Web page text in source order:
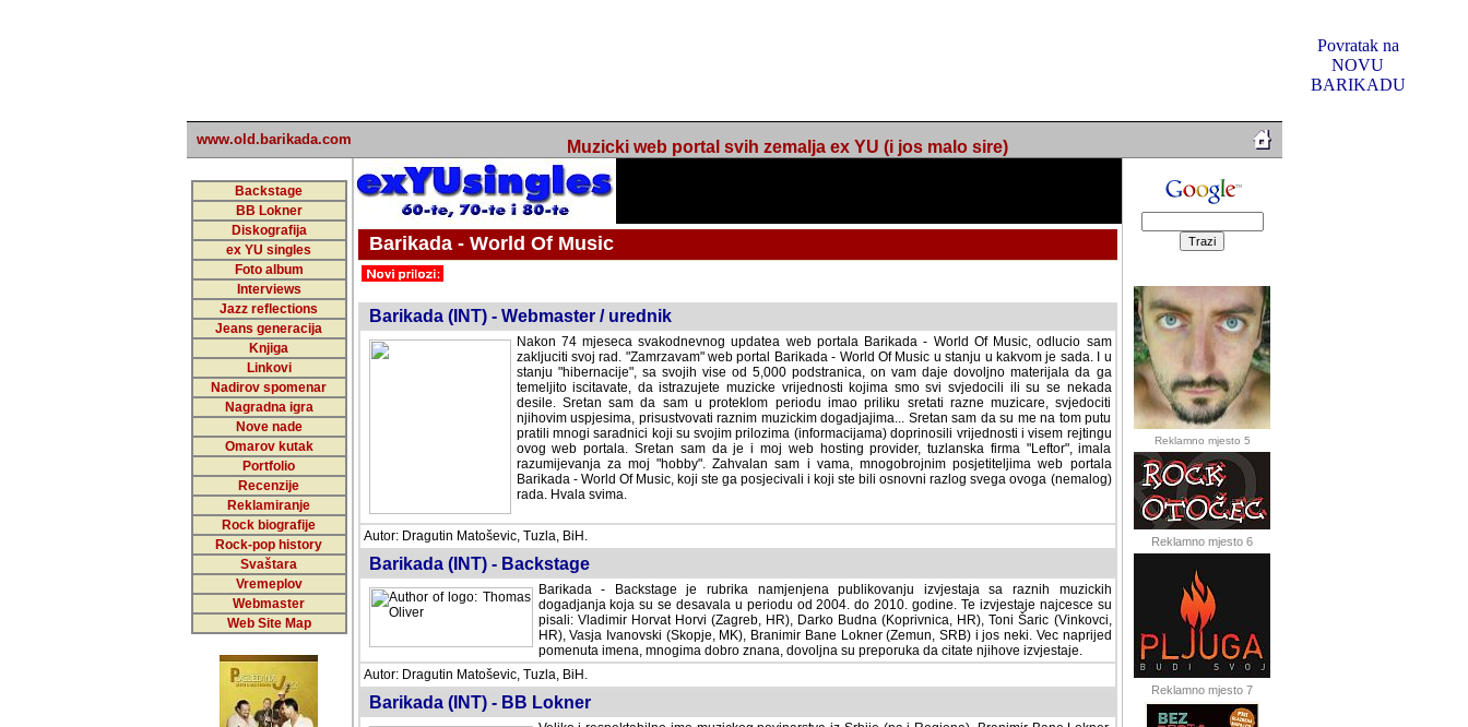
Povratak na
NOVU
BARIKADU
www.old.barikada.com Muzicki web portal svih zemalja ex YU (i jos malo sire)
Backstage
BB Lokner
Diskografija
ex YU singles
Foto album
Interviews
Jazz reflections
Jeans generacija
Knjiga
Linkovi
Nadirov spomenar
Nagradna igra
Nove nade
Omarov kutak
Portfolio
Recenzije
Reklamiranje
Rock biografije
Rock-pop history
Svaštara
Vremeplov
Webmaster
Web Site Map
Barikada - World Of Music
Barikada (INT) - Webmaster / urednik
Nakon 74 mjeseca svakodnevnog updatea web portala Barikada - World Of Music, odlucio sam
zakljuciti svoj rad. "Zamrzavam" web portal Barikada - World Of Music u stanju u kakvom je sada. I u
stanju "hibernacije", sa svojih vise od 5,000 podstranica, on vam daje dovoljno materijala da ga
temeljito iscitavate, da istrazujete muzicke vrijednosti kojima smo svi svjedocili ili su se nekada desile.
Sretan sam da sam u proteklom periodu imao priliku sretati razne muzicare, svjedociti njihovim
uspjesima, prisustvovati raznim muzickim dogadjajima... Sretan sam da su me na tom putu pratili
mnogi saradnici koji su svojim prilozima (informacijama) doprinosili vrijednosti i visem rejtingu ovog
web portala. Sretan sam da je i moj web hosting provider, tuzlanska firma "Leftor", imala
razumijevanja za moj "hobby". Zahvalan sam i vama, mnogobrojnim posjetiteljima web portala
Barikada - World Of Music, koji ste ga posjecivali i koji ste bili osnovni razlog svega ovoga (nemalog)
rada. Hvala svima.
Autor: Dragutin Matoševic, Tuzla, BiH.
Barikada (INT) - Backstage
Barikada - Backstage je rubrika namjenjena publikovanju izvjestaja sa raznih muzickih
dogadjanja koja su se desavala u periodu od 2004. do 2010. godine. Te izvjestaje najcesce su
pisali: Vladimir Horvat Horvi (Zagreb, HR), Darko Budna (Koprivnica, HR), Toni Šaric (Vinkovci,
HR), Vasja Ivanovski (Skopje, MK), Branimir Bane Lokner (Zemun, SRB) i jos neki. Vec naprijed
pomenuta imena, mnogima dobro znana, dovoljna su preporuka da citate njihove izvjestaje.
Autor: Dragutin Matoševic, Tuzla, BiH.
Barikada (INT) - BB Lokner
Reklamno mjesto 5
Reklamno mjesto 6
Reklamno mjesto 7